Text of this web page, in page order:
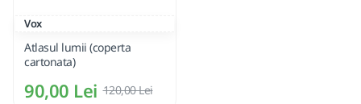
Vox
Atlasul lumii (coperta
cartonata)
90,00 Lei 120,00 Lei